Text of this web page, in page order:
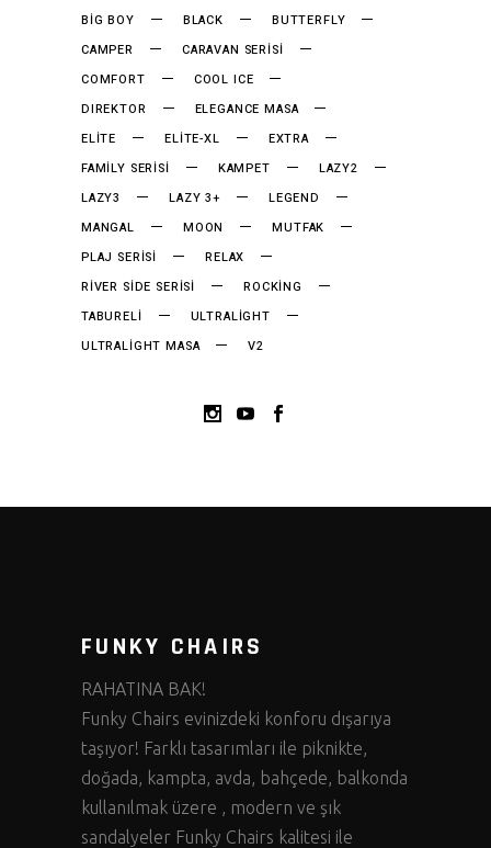
BIG BOY BLACK
BUTTERFLY
CAMPER
CARAVAN SERISI
COMFORT
COOL ICE
DIREKTOR
ELEGANCE MASA
ELITE
ELITE-XL
EXTRA
FAMILY SERISI
KAMPET
LAZY2
LAZY3
LAZY 3+
LEGEND
MANGAL
MOON
MUTFAK
PLAJ SERISI
RELAX
RIVER SIDE SERISI
ROCKING
TABURELI
ULTRALIGHT
ULTRALIGHT MASA
V2
FUNKY CHAIRS
RAHATINA BAK!
Funky Chairs evinizdeki konforu dışarıya
taşıyor! Farklı tasarımları ile piknikte,
doğada, kampta, avda, bahçede, balkonda
kullanılmak üzere , modern ve şık
sandalyeler Funky Chairs kalitesi ile